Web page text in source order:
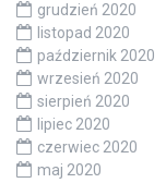
grudzień 2020
listopad 2020
październik 2020
wrzesień 2020
sierpień 2020
lipiec 2020
czerwiec 2020
maj 2020